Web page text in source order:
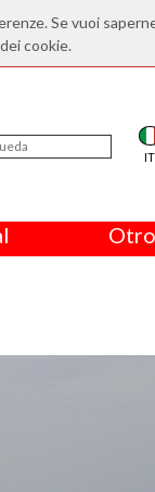
Se vuoi
cookie.
IT